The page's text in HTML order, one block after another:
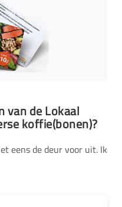
van de Lokaal
koffie(bonen)?
eens de deur voor uit. Ik